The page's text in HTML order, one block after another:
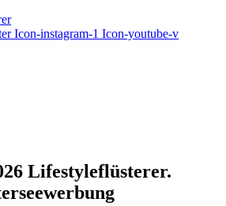
Icon-instagram-1 Icon-youtube-v
Lifestyleflüsterer.